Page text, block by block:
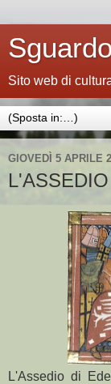
Sito web di
GIOVEDÌ 5 APRILE
L'Assedio di